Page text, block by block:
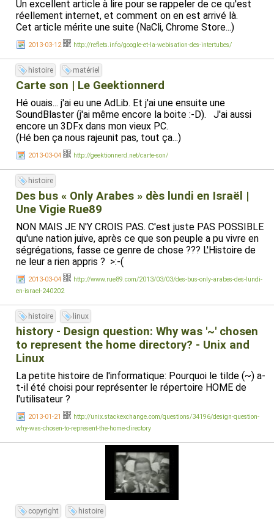
Un excellent article à lire pour se rappeler de ce qu'est
réellement internet, et comment on en est arrivé là.
Cet article mérite une suite (NaCli, Chrome Store...)
2013-03-12 http://reflets.info/google-et-la-webisation-des-intertubes/
histoire matériel
Carte son | Le Geektionnerd
Hé ouais... j'ai eu une AdLib. Et j'ai une ensuite une
SoundBlaster (j'ai même encore la boite :-D). J'ai aussi
encore un 3DFx dans mon vieux PC.
(Hé ben ça nous rajeunit pas, tout ça...)
2013-03-04 http://geektionnerd.net/carte-son/
histoire
Des bus « Only Arabes » dès lundi en Israël |
Une Vigie Rue89
NON MAIS JE N'Y CROIS PAS. C'est juste PAS POSSIBLE
qu'une nation juive, après ce que son peuple a pu vivre en
ségrégations, fasse ce genre de chose ??? L'Histoire de
ne leur a rien appris ? >:-(
2013-03-04
http://www.rue89.com/2013/03/03/des-bus-only-arabes-des-lundi-
en-israel-240202
histoire linux
history - Design question: Why was '~' chosen
to represent the home directory? - Unix and
Linux
La petite histoire de l'informatique: Pourquoi le tilde (~) a-
t-il été choisi pour représenter le répertoire HOME de
l'utilisateur ?
2013-01-21
http://unix.stackexchange.com/questions/34196/design-question-
why-was-chosen-to-represent-the-home-directory
copyright histoire